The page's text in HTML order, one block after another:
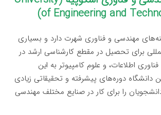
of Engineering and
مهندسی و فناوری شهرت دارد و بسیاری
برای تحصیل در مقطع کارشناسی ارشد در
اطلاعات، و علوم کامپیوتر به این
دانشگاه دوره‌های پیشرفته و تحقیقاتی زیادی
را برای کار در صنایع مختلف مهندسی